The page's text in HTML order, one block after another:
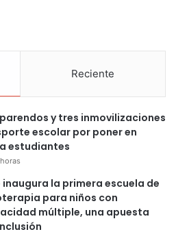
Reciente
y tres inmovilizaciones
escolar por poner en
estudiantes
inaugura la primera escuela de
para niños con
múltiple, una apuesta